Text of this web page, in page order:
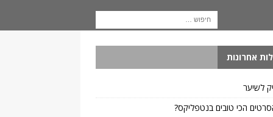
אחרונות
לשיער
הכי טובים בנטפליקס?